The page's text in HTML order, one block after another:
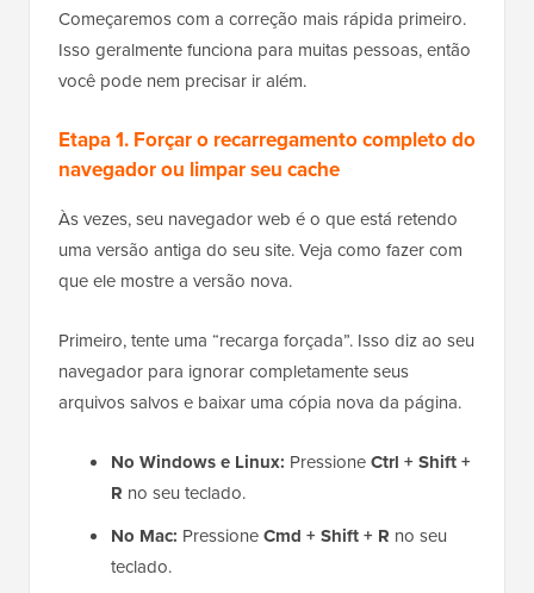
Começaremos com a correção mais rápida primeiro.
Isso geralmente funciona para muitas pessoas, então
você pode nem precisar ir além.
Etapa 1. Forçar o recarregamento completo do
navegador ou limpar seu cache
Às vezes, seu navegador web é o que está retendo
uma versão antiga do seu site. Veja como fazer com
que ele mostre a versão nova.
Primeiro, tente uma “recarga forçada”. Isso diz ao seu
navegador para ignorar completamente seus
arquivos salvos e baixar uma cópia nova da página.
No Windows e Linux: PressioneCtrl + Shift +
R no seu teclado.
No Mac: PressioneCmd + Shift + R no seu
teclado.